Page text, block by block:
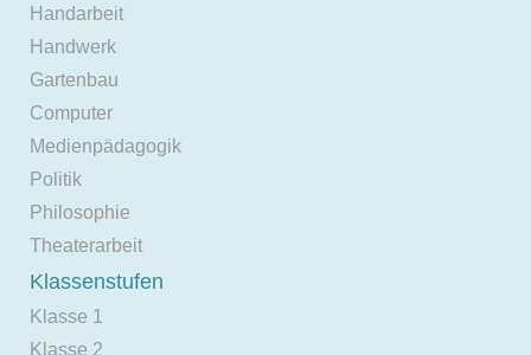
Handarbeit
Handwerk
Gartenbau
Computer
Medienpädagogik
Politik
Philosophie
Theaterarbeit
Klassenstufen
Klasse 1
Klasse 2